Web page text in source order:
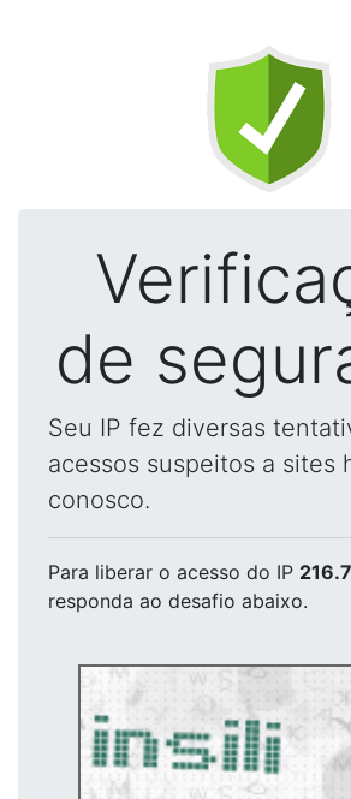
de
Seu IP fez diversas
acessos suspeitos a sites
conosco.
Para liberar o acesso do IP
responda ao desafio abaixo.